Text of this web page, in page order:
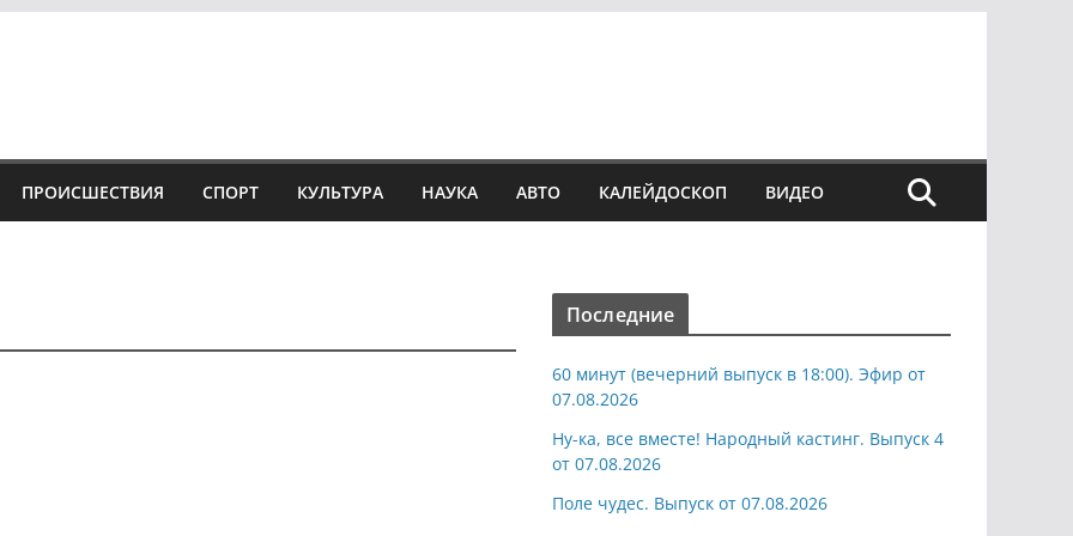
ПРОИСШЕСТВИЯ СПОРТ КУЛЬТУРА НАУКА АВТО КАЛЕЙДОСКОП ВИДЕО
Последние
60 минут (вечерний выпуск в 18:00). Эфир от
07.08.2026
Ну-ка, все вместе! Народный кастинг. Выпуск 4
от 07.08.2026
Поле чудес. Выпуск от 07.08.2026